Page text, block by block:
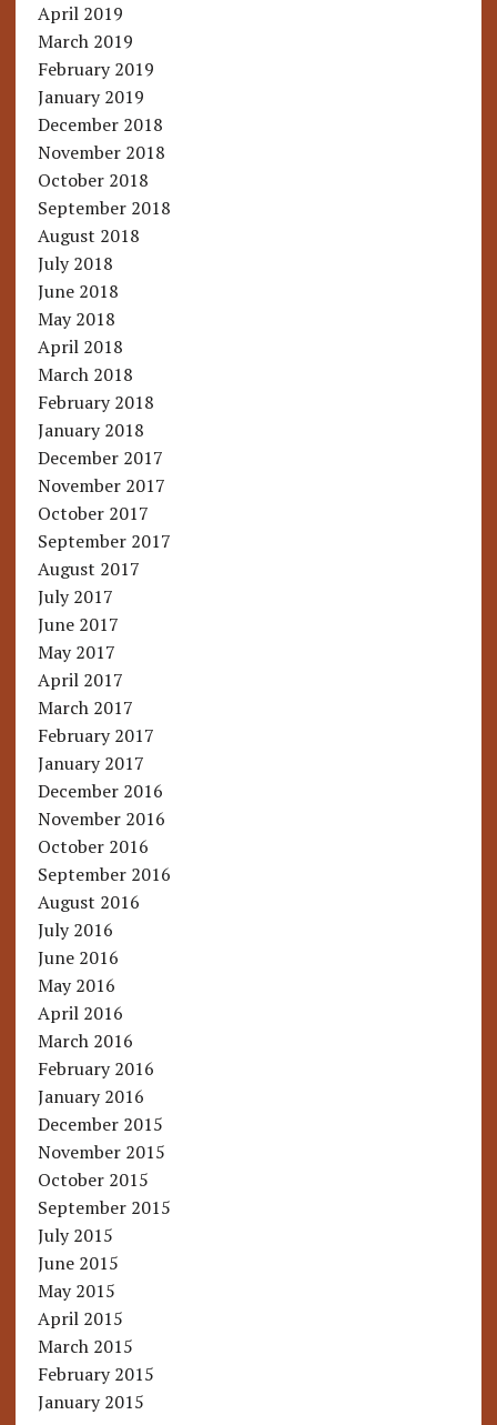
April 2019
March 2019
February 2019
January 2019
December 2018
November 2018
October 2018
September 2018
August 2018
July 2018
June 2018
May 2018
April 2018
March 2018
February 2018
January 2018
December 2017
November 2017
October 2017
September 2017
August 2017
July 2017
June 2017
May 2017
April 2017
March 2017
February 2017
January 2017
December 2016
November 2016
October 2016
September 2016
August 2016
July 2016
June 2016
May 2016
April 2016
March 2016
February 2016
January 2016
December 2015
November 2015
October 2015
September 2015
July 2015
June 2015
May 2015
April 2015
March 2015
February 2015
January 2015